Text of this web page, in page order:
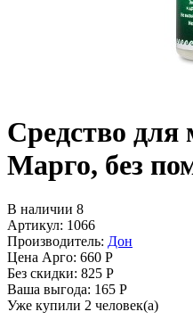
Средство
Марго, без
В наличии 8
Артикул: 1066
Производитель: Дон
Цена Арго: 660 Р
Без скидки: 825 Р
Ваша выгода: 165 Р
Уже купили 2 человек(а)